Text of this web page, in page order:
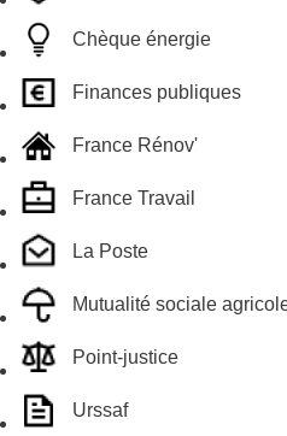
Chèque énergie
Finances publiques
France Rénov'
France Travail
La Poste
Mutualité sociale
Point-justice
Urssaf